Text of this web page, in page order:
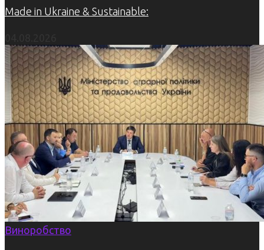
Made in Ukraine & Sustainable:
Виноробство